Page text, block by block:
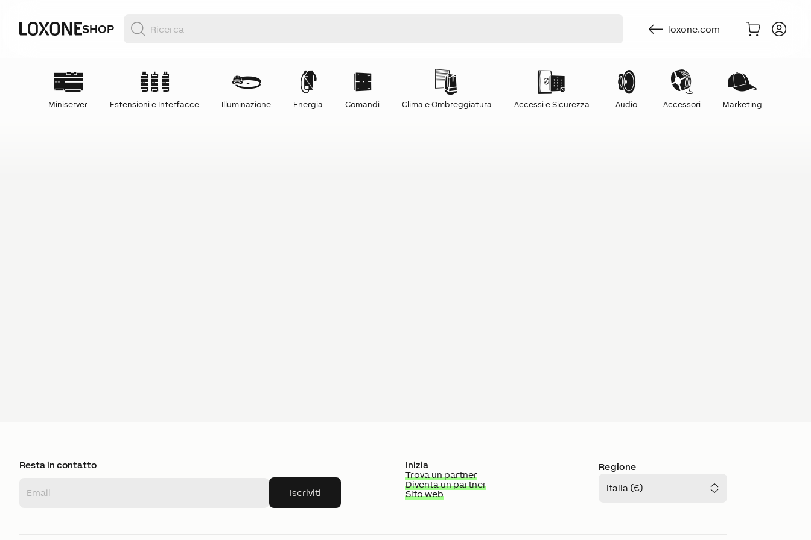
SHOP loxone.com
Miniserver Estensioni e Interfacce Illuminazione Energia Comandi Clima e Ombreggiatura Accessi e Sicurezza Audio Accessori Marketing
Resta in contatto
Iscriviti
Inizia
Trova un partner
Diventa un partner
Sito web
Regione
Italia (€)